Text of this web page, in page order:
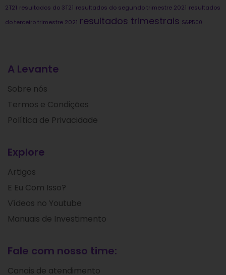
2T21 resultados do 3T21 resultados do segundo trimestre 2021 resultados
do terceiro trimestre 2021 resultados trimestrais S&P500
A Levante
Sobre nós
Termos e Condições
Política de Privacidade
Explore
Artigos
E Eu Com Isso?
Vídeos no Youtube
Manuais de Investimento
Fale com nosso time:
Canais de atendimento